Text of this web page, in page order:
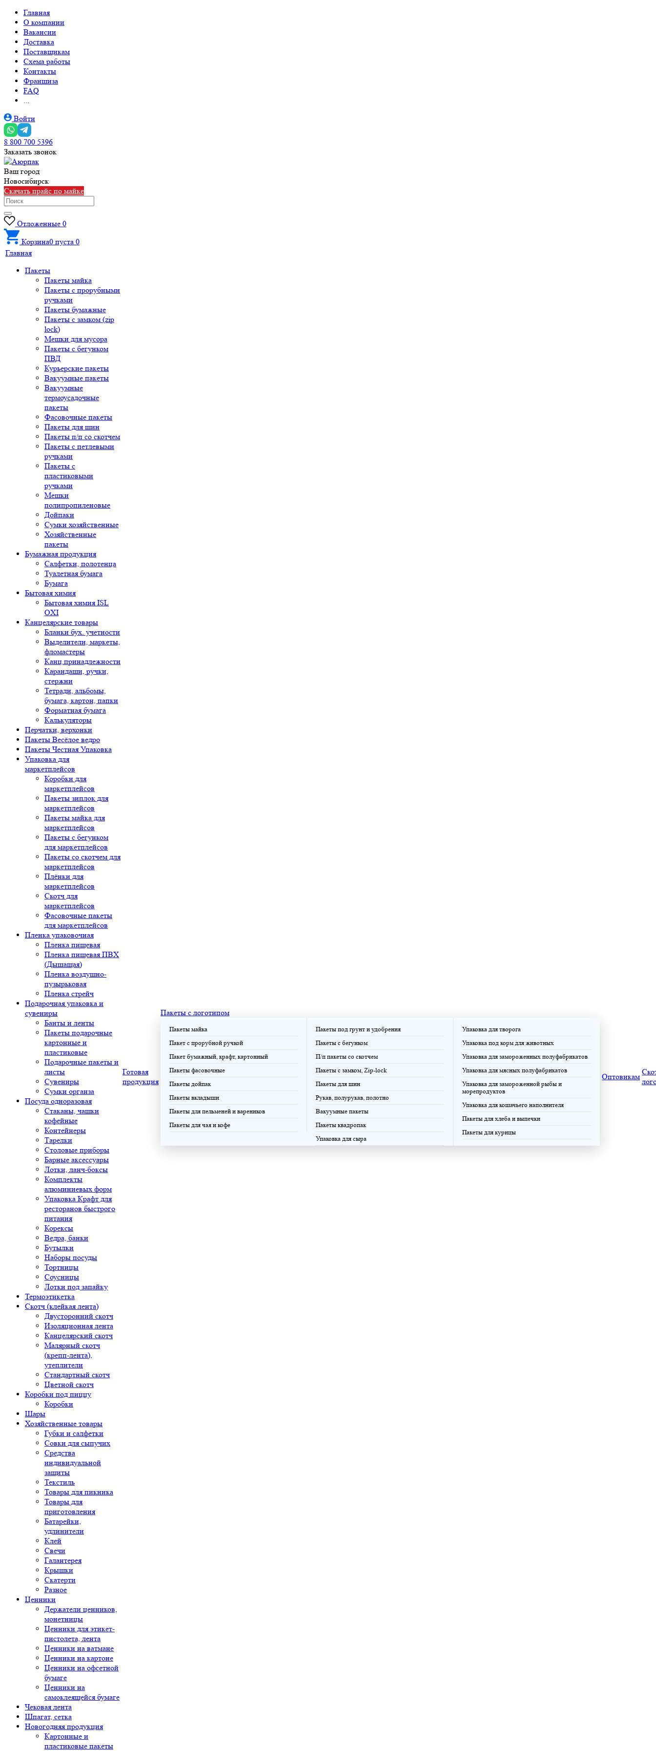
Главная
О компании
Вакансии
Доставка
Поставщикам
Схема работы
Контакты
Франшиза
FAQ
...
Войти
8 800 700 5396
Заказать звонок
Ваш город
Новосибирск
Скачать прайс по майке
Отложенные 0
Корзина0 пуста 0
Главная
Пакеты
Пакеты майка
Пакеты с прорубными
ручками
Пакеты бумажные
Пакеты с замком (zip
lock)
Мешки для мусора
Пакеты с бегунком
ПВД
Курьерские пакеты
Вакуумные пакеты
Вакуумные
термоусадочные
пакеты
Фасовочные пакеты
Пакеты для шин
Пакеты п/п со скотчем
Пакеты с петлевыми
ручками
Пакеты с
пластиковыми
ручками
Мешки
полипропиленовые
Дойпаки
Сумки хозяйственные
Хозяйственные
пакеты
Бумажная продукция
Салфетки, полотенца
Туалетная бумага
Бумага
Бытовая химия
Бытовая химия ISL
OXI
Канцелярские товары
Бланки бух. учетности
Выделители, маркеты,
фломастеры
Канц.принадлежности
Карандаши, ручки,
стержни
Тетради, альбомы,
бумага, картон, папки
Форматная бумага
Калькуляторы
Перчатки, верхонки
Пакеты Весёлое ведро
Пакеты Честная Упаковка
Упаковка для
маркетплейсов
Коробки для
маркетплейсов
Пакеты зиплок для
маркетплейсов
Пакеты майка для
маркетплейсов
Пакеты с бегунком
для маркетплейсов
Пакеты со скотчем для
маркетплейсов
Плёнки для
маркетплейсов
Скотч для
маркетплейсов
Фасовочные пакеты
для маркетплейсов
Пленка упаковочная
Пленка пищевая
Пленка пищевая ПВХ
(Дышащая)
Пленка воздушно-
пузырьковая
Пленка стрейч
Подарочная упаковка и
сувениры
Банты и ленты
Пакеты подарочные
картонные и
пластиковые
Подарочные пакеты и
листы
Сувениры
Сумки органза
Посуда одноразовая
Стаканы, чашки
кофейные
Контейнеры
Тарелки
Столовые приборы
Барные аксессуары
Лотки, ланч-боксы
Комплекты
алюминиевых форм
Упаковка Крафт для
ресторанов быстрого
питания
Корексы
Ведра, банки
Бутылки
Наборы посуды
Тортницы
Соусницы
Лотки под запайку
Термоэтикетка
Скотч (клейкая лента)
Двусторонний скотч
Изоляционная лента
Канцелярский скотч
Малярный скотч
(крепп-лента),
утеплители
Стандартный скотч
Цветной скотч
Коробки под пиццу
Коробки
Шары
Хозяйственные товары
Губки и салфетки
Совки для сыпучих
Средства
индивидуальной
защиты
Текстиль
Товары для пикника
Товары для
приготовления
Батарейки,
удлинители
Клей
Свечи
Галантерея
Крышки
Скатерти
Разное
Ценники
Держатели ценников,
монетницы
Ценники для этикет-
пистолета, лента
Ценники на ватмане
Ценники на картоне
Ценники на офсетной
бумаге
Ценники на
самоклеящейся бумаге
Чековая лента
Шпагат, сетка
Новогодняя продукция
Картонные и
пластиковые пакеты
Готовая
продукция
Пакеты с логотипом
Пакеты майка
Пакет с прорубной ручкой
Пакет бумажный, крафт, картонный
Пакеты фасовочные
Пакеты дойпак
Пакеты вкладыши
Пакеты для пельменей и вареников
Пакеты для чая и кофе
Пакеты под грунт и удобрения
Пакеты с бегунком
П/п пакеты со скотчем
Пакеты с замком, Zip-lock
Пакеты для шин
Рукав, полурукав, полотно
Вакуумные пакеты
Пакеты квадропак
Упаковка для сыра
Упаковка для творога
Упаковка под корм для животных
Упаковка для замороженных полуфабрикатов
Упаковка для мясных полуфабрикатов
Упаковка для замороженной рыбы и
морепродуктов
Упаковка для кошачьего наполнителя
Пакеты для хлеба и выпечки
Пакеты для курицы
Оптовикам